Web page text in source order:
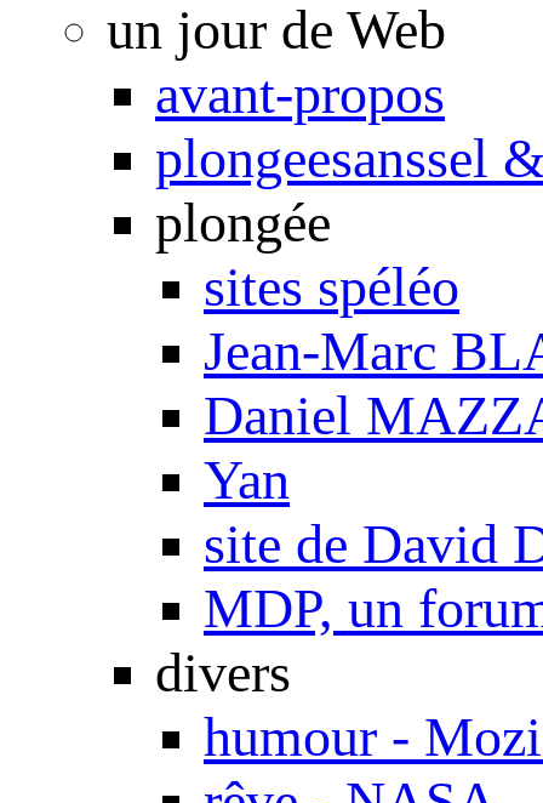
un jour de Web
avant-propos
plongeesanssel
plongée
sites spéléo
Jean-Marc
Daniel
Yan
site de David
MDP, un
divers
humour -